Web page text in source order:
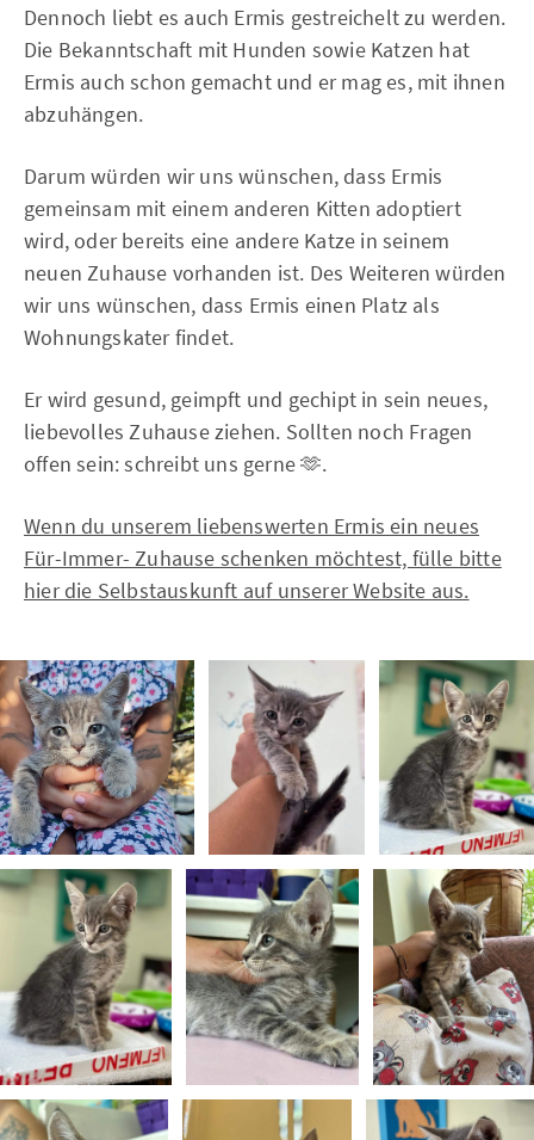
Dennoch liebt es auch Ermis gestreichelt zu werden.
Die Bekanntschaft mit Hunden sowie Katzen hat
Ermis auch schon gemacht und er mag es, mit ihnen
abzuhängen.
Darum würden wir uns wünschen, dass Ermis
gemeinsam mit einem anderen Kitten adoptiert
wird, oder bereits eine andere Katze in seinem
neuen Zuhause vorhanden ist. Des Weiteren würden
wir uns wünschen, dass Ermis einen Platz als
Wohnungskater findet.
Er wird gesund, geimpft und gechipt in sein neues,
liebevolles Zuhause ziehen. Sollten noch Fragen
offen sein: schreibt uns gerne 🫶.
Wenn du unserem liebenswerten Ermis ein neues
Für-Immer- Zuhause schenken möchtest, fülle bitte
hier die Selbstauskunft auf unserer Website aus.